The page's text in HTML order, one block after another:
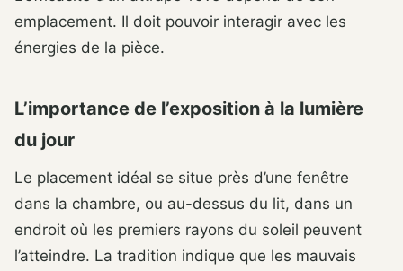
emplacement. Il doit pouvoir interagir avec les
énergies de la pièce.
L’importance de l’exposition à la lumière
du jour
Le placement idéal se situe près d’une fenêtre
dans la chambre, ou au-dessus du lit, dans un
endroit où les premiers rayons du soleil peuvent
l’atteindre. La tradition indique que les mauvais